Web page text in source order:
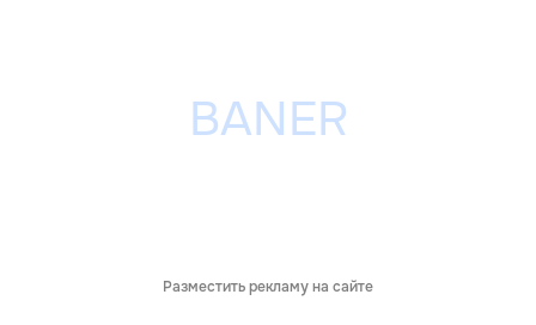
Разместить рекламу на сайте